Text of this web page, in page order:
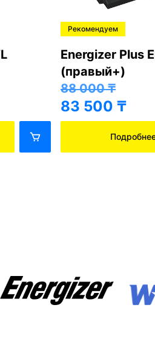
Рекомендуем
Energizer Plus
(правый+)
88 000₸
83 500 ₸